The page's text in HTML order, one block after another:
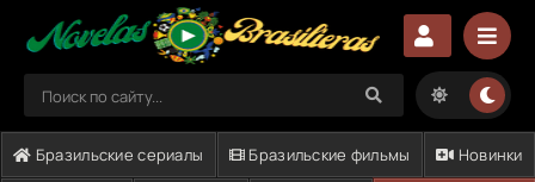
Бразильские сериалы Бразильские фильмы Новинки